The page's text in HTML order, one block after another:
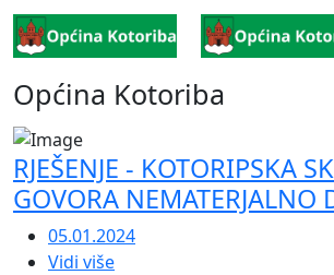
Općina Kotoriba
RJEŠENJE - KOTORIPSKA
GOVORA NEMATERJALNO
05.01.2024
Vidi više